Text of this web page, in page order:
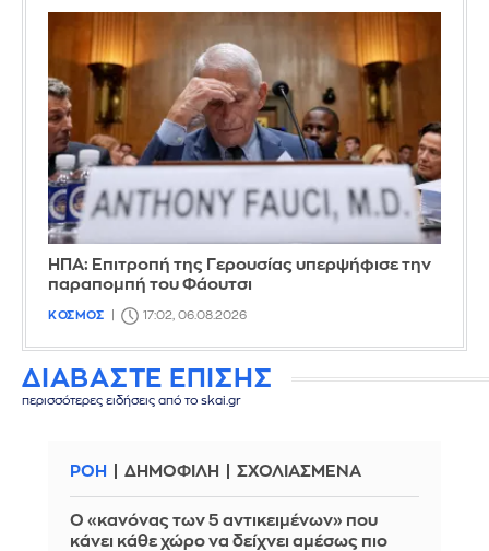
ΗΠΑ: Επιτροπή της Γερουσίας υπερψήφισε την
παραπομπή του Φάουτσι
ΚΟΣΜΟΣ 17:02, 06.08.2026
ΔΙΑΒΑΣΤΕ ΕΠΙΣΗΣ
περισσότερες ειδήσεις από το skai.gr
ΡΟΗ ΔΗΜΟΦΙΛΗ ΣΧΟΛΙΑΣΜΕΝΑ
Ο «κανόνας των 5 αντικειμένων» που
κάνει κάθε χώρο να δείχνει αμέσως πιο